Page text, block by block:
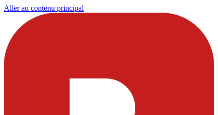
Aller au contenu principal